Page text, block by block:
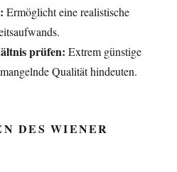
Ermöglicht eine realistische
prüfen: Extrem günstige
Qualität hindeuten.
DES WIENER